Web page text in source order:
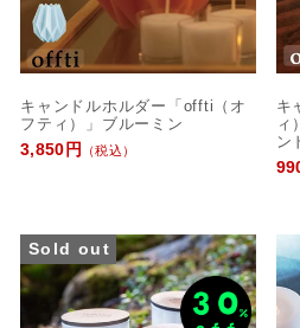
キャンドルホルダー「offti（オ
フティ）」ブルーミン
3,850円
（税込）
キ
ィ
ン
Sold out